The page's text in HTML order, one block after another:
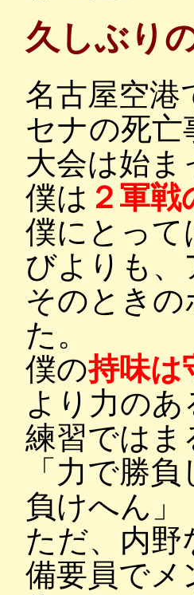
久しぶり
名古屋空港
セナの死亡
大会は始ま
僕は ２軍
僕にとって
びよりも
そのとき
た。
僕の持味は
より力の
練習ではま
「力で勝
負けへん」
ただ、内
備要員でメ